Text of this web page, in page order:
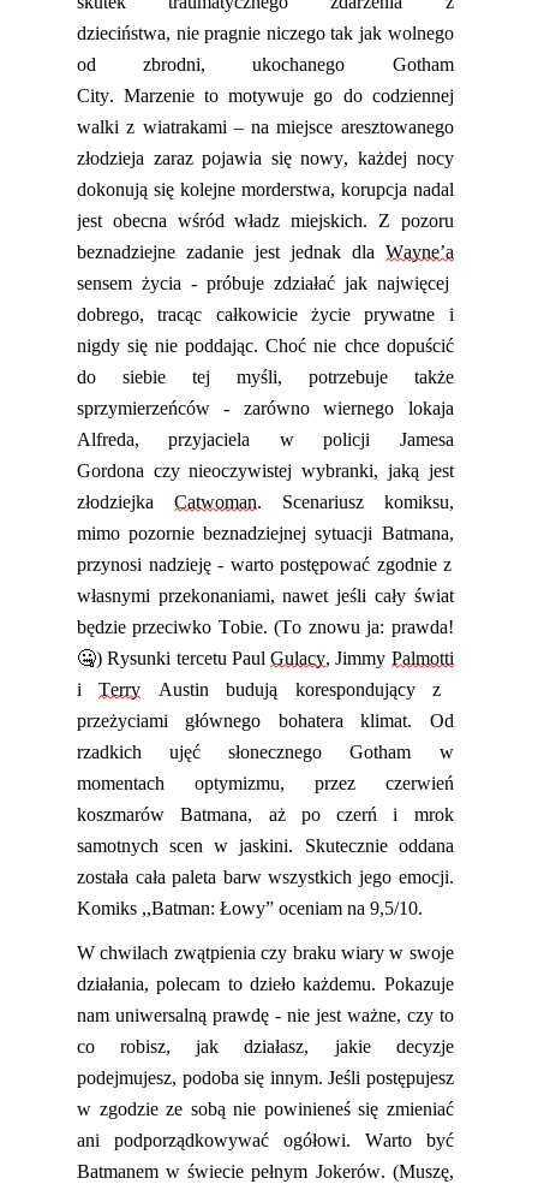
dzieciństwa, niepragnie niczego tak jak wolnego
od zbrodni,ukochanego Gotham
City.Marzenie to motywuje go do codziennej
walki z wiatrakami – na miejsce aresztowanego
złodzieja zaraz pojawia się nowy, każdej nocy
dokonują się kolejne morderstwa, korupcja nadal
jest obecna wśród władz miejskich. Z pozoru
beznadziejne zadanie jest jednak dla Wayne’a
sensem życia - próbuje zdziałać jak najwięcej
dobrego, tracąc całkowicie życie prywatne i
nigdy się nie poddając. Choć nie chce dopuścić
do siebie tej myśli, potrzebuje także
sprzymierzeńców - zarówno wiernego lokaja
Alfreda, przyjaciela w policji Jamesa
Gordona czynieoczywistej wybranki, jaką jest
złodziejka Catwoman. Scenariusz komiksu,
mimo pozornie beznadziejnej sytuacji Batmana,
przynosi nadzieję - warto postępować zgodnie z
własnymi przekonaniami, nawet jeśli cały świat
będzie przeciwko Tobie.(To znowu ja: prawda!
🤐)Rysunki tercetu PaulGulacy, Jimmy Palmotti
iTerry Austin budują korespondujący z
przeżyciami głównego bohatera klimat. Od
rzadkich ujęć słonecznego Gotham w
momentach optymizmu, przez czerwień
koszmarów Batmana, aż poczerń i mrok
samotnych scen w jaskini.
Skutecznie oddana
została cała paleta barw wszystkich jego emocji.
Komiks ,,Batman: Łowy” oceniam na 9,5/10.
W chwilach zwątpienia czy braku wiary w swoje
działania, polecam to dzieło każdemu. Pokazuje
nam uniwersalną prawdę - nie jest ważne, czy to
co robisz, jak działasz, jakie decyzje
podejmujesz, podoba się innym. Jeśli postępujesz
w zgodzie ze sobą nie powinieneś się zmieniać
ani podporządkowywać ogółowi. Warto być
Batmanem w świecie pełnym Jokerów. (Muszę,